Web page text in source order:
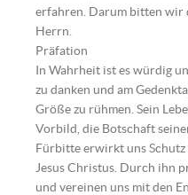
erfahren. Darum bitten wir
Herrn.
Präfation
In Wahrheit ist es würdig
zu danken und am
Größe zu rühmen. Sein
Vorbild, die Botschaft
Fürbitte erwirkt uns
Jesus Christus. Durch ihn
und vereinen uns mit den